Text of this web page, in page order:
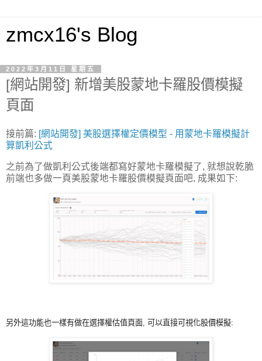
zmcx16's Blog
2022年3月11日 星期五
[網站開發] 新增美股蒙地卡羅股價模擬
頁面
接前篇: [網站開發] 美股選擇權定價模型 - 用蒙地卡羅模擬計
算凱利公式
之前為了做凱利公式後端都寫好蒙地卡羅模擬了, 就想說乾脆
前端也多做一頁美股蒙地卡羅股價模擬頁面吧, 成果如下:
另外這功能也一樣有做在選擇權估值頁面, 可以直接可視化股價模擬: